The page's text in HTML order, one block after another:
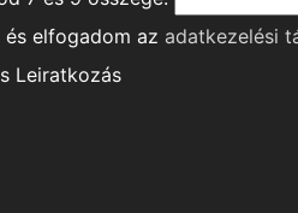
és elfogadom az adatkezelési
Leiratkozás